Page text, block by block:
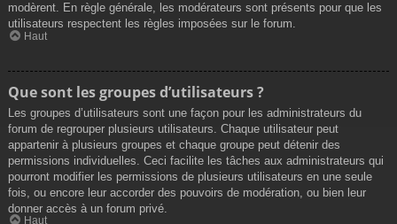
modèrent. En règle générale, les modérateurs sont présents pour que les
utilisateurs respectent les règles imposées sur le forum.
Haut
Que sont les groupes d’utilisateurs ?
Les groupes d’utilisateurs sont une façon pour les administrateurs du
forum de regrouper plusieurs utilisateurs. Chaque utilisateur peut
appartenir à plusieurs groupes et chaque groupe peut détenir des
permissions individuelles. Ceci facilite les tâches aux administrateurs qui
pourront modifier les permissions de plusieurs utilisateurs en une seule
fois, ou encore leur accorder des pouvoirs de modération, ou bien leur
donner accès à un forum privé.
Haut